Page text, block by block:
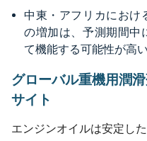
中東・アフリカにおけ
の増加は、予測期間中
て機能する可能性が高い
グローバル重機用潤
サイト
エンジンオイルは安定し